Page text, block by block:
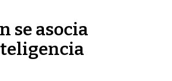
se asocia